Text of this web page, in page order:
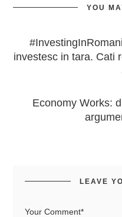
YOU
investesc in tara. Cati
Economy Works:
LEAVE
Your Comment*